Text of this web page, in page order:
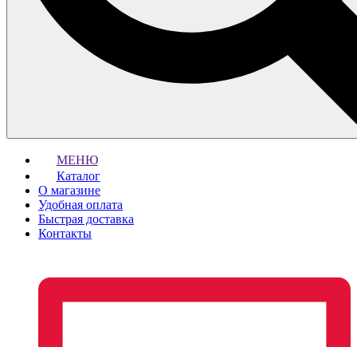
МЕНЮ
Каталог
О магазине
Удобная оплата
Быстрая доставка
Контакты